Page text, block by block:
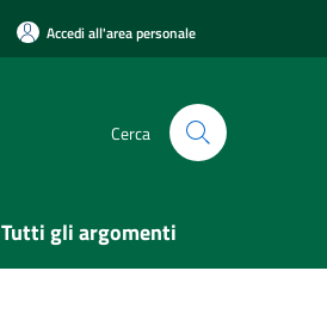
Accedi all'area personale
Cerca
Tutti gli argomenti